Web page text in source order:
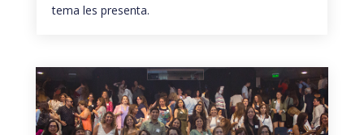
tema les presenta.